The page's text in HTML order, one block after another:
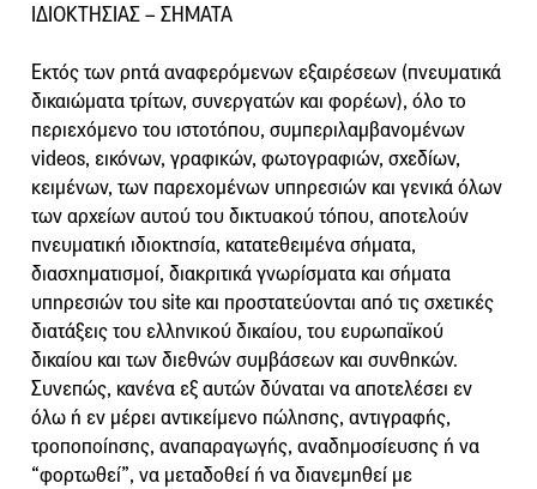
ΙΔΙΟΚΤΗΣΙΑΣ – ΣΗΜΑΤΑ
Εκτός των ρητά αναφερόμενων εξαιρέσεων (πνευματικά
δικαιώματα τρίτων, συνεργατών και φορέων), όλο το
περιεχόμενο του ιστοτόπου, συμπεριλαμβανομένων
videos, εικόνων, γραφικών, φωτογραφιών, σχεδίων,
κειμένων, των παρεχομένων υπηρεσιών και γενικά όλων
των αρχείων αυτού του δικτυακού τόπου, αποτελούν
πνευματική ιδιοκτησία, κατατεθειμένα σήματα,
διασχηματισμοί, διακριτικά γνωρίσματα και σήματα
υπηρεσιών του site και προστατεύονται από τις σχετικές
διατάξεις του ελληνικού δικαίου, του ευρωπαϊκού
δικαίου και των διεθνών συμβάσεων και συνθηκών.
Συνεπώς, κανένα εξ αυτών δύναται να αποτελέσει εν
όλω ή εν μέρει αντικείμενο πώλησης, αντιγραφής,
τροποποίησης, αναπαραγωγής, αναδημοσίευσης ή να
“φορτωθεί”, να μεταδοθεί ή να διανεμηθεί με